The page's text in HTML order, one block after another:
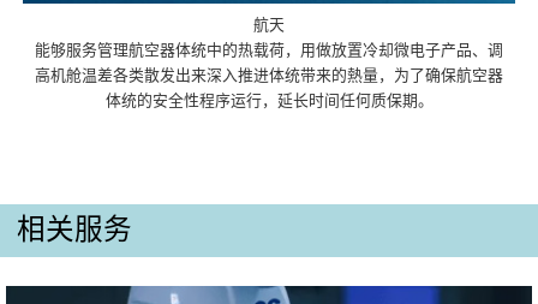
航天
能够服务管理航空器体统中的热载荷，用做放置冷却微电子产品、调
高机舱温差各类散发出来深入推进体统带来的熱量，为了确保航空器
体统的安全性程序运行，延长时间任何质保期。
相关服务